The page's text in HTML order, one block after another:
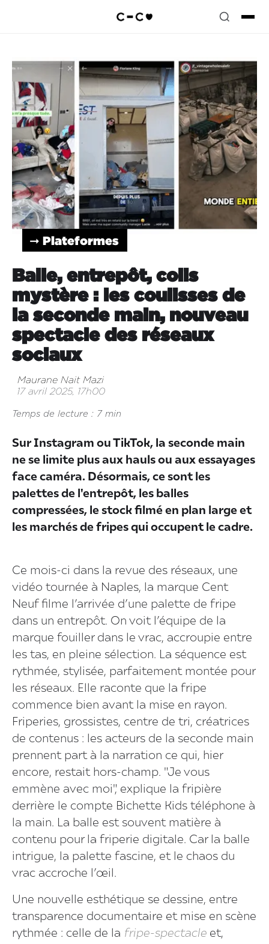
➞ Plateformes
Balle, entrepôt, colis
mystère : les coulisses de
la seconde main, nouveau
spectacle des réseaux
sociaux
Maurane Nait Mazi
17 avril 2025, 17h00
Temps de lecture : 7 min
Sur Instagram ou TikTok, la seconde main
ne se limite plus aux hauls ou aux essayages
face caméra. Désormais, ce sont les
palettes de l'entrepôt, les balles
compressées, le stock filmé en plan large et
les marchés de fripes qui occupent le cadre.
Ce mois-ci dans la revue des réseaux, une
vidéo tournée à Naples, la marque Cent
Neuf filme l’arrivée d’une palette de fripe
dans un entrepôt. On voit l’équipe de la
marque fouiller dans le vrac, accroupie entre
les tas, en pleine sélection. La séquence est
rythmée, stylisée, parfaitement montée pour
les réseaux. Elle raconte que la fripe
commence bien avant la mise en rayon.
Friperies, grossistes, centre de tri, créatrices
de contenus : les acteurs de la seconde main
prennent part à la narration ce qui, hier
encore, restait hors-champ. "Je vous
emmène avec moi", explique la fripière
derrière le compte Bichette Kids téléphone à
la main. La balle est souvent matière à
contenu pour la friperie digitale. Car la balle
intrigue, la palette fascine, et le chaos du
vrac accroche l’œil.
Une nouvelle esthétique se dessine, entre
transparence documentaire et mise en scène
rythmée : celle de la fripe-spectacle et,